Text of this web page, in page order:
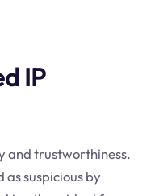
IP
and trustworthiness.
as suspicious by